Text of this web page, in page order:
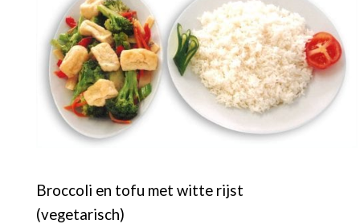
Broccoli en tofu met witte rijst
(vegetarisch)